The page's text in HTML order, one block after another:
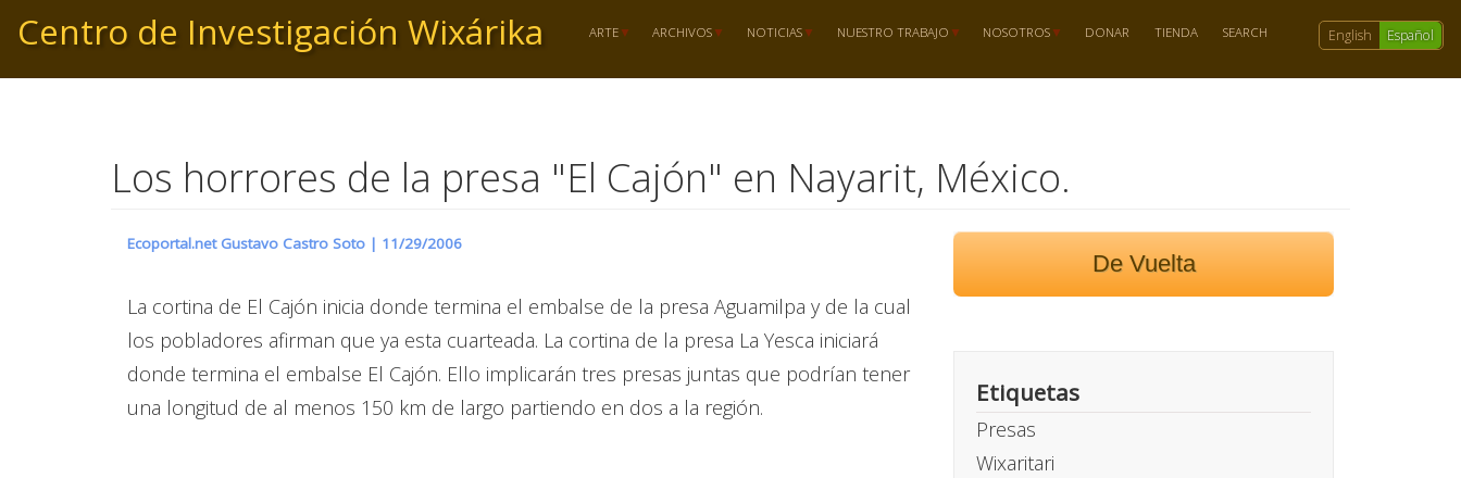
contenido
principal
Centro de Investigación Wixárika ARTE ARCHIVOS NOTICIAS NUESTRO TRABAJO NOSOTROS DONAR TIENDA SEARCH English Español
Los horrores de la presa "El Cajón" en Nayarit, México.
Ecoportal.net Gustavo Castro Soto | 11/29/2006
La cortina de El Cajón inicia donde termina el embalse de la presa Aguamilpa y de la cual
los pobladores afirman que ya esta cuarteada. La cortina de la presa La Yesca iniciará
donde termina el embalse El Cajón. Ello implicarán tres presas juntas que podrían tener
una longitud de al menos 150 km de largo partiendo en dos a la región.
De Vuelta
Etiquetas
Presas
Wixaritari